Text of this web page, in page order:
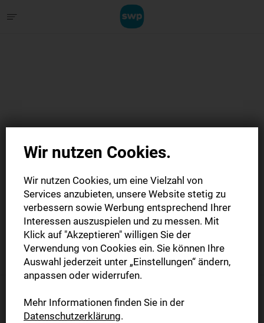
Zu den Datenschutz-Infos
Datenschutzeinstellungen verwalten• AGB•
Kündigung
• Widerruf•
Wir nutzen Cookies.
Wir nutzen Cookies, um eine Vielzahl von
Services anzubieten, unsere Website stetig zu
verbessern sowie Werbung entsprechend Ihrer
Interessen auszuspielen und zu messen. Mit
Klick auf "Akzeptieren" willigen Sie der
Verwendung von Cookies ein. Sie können Ihre
Auswahl jederzeit unter „Einstellungen“ ändern,
anpassen oder widerrufen.
Mehr Informationen finden Sie in der
Datenschutzerklärung.